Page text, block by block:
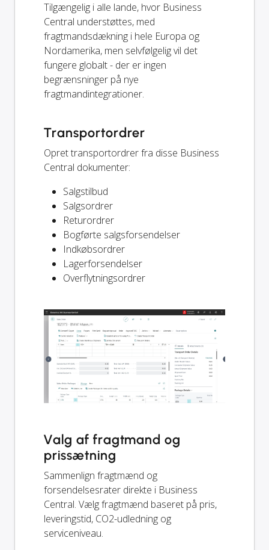
Tilgængelig i alle lande, hvor Business
Central understøttes, med
fragtmandsdækning i hele Europa og
Nordamerika, men selvfølgelig vil det
fungere globalt - der er ingen
begrænsninger på nye
fragtmandintegrationer.
Transportordrer
Opret transportordrer fra disse Business
Central dokumenter:
Salgstilbud
Salgsordrer
Returordrer
Bogførte salgsforsendelser
Indkøbsordrer
Lagerforsendelser
Overflytningsordrer
Valg af fragtmand og
prissætning
Sammenlign fragtmænd og
forsendelsesrater direkte i Business
Central. Vælg fragtmænd baseret på pris,
leveringstid, CO2-udledning og
serviceniveau.